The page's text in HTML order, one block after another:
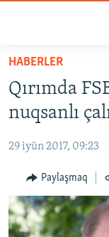
Esas
qaytmaq
Baş
navigatsiyağa
qaytmaq
qaytmaq
HABERLER
SİYASET
İQTİSADİYAT
CEMİYET
MEDENİYET
İNSAN AQLARI
VİDEO
HABERLER
Qırımda
nuqsanlı
29 iyün 2017, 09:23
Paylaşmaq